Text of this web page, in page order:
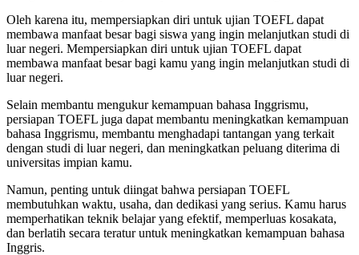
Oleh karena itu, mempersiapkan diri untuk ujian TOEFL dapat
membawa manfaat besar bagi siswa yang ingin melanjutkan studi di
luar negeri. Mempersiapkan diri untuk ujian TOEFL dapat
membawa manfaat besar bagi kamu yang ingin melanjutkan studi di
luar negeri.
Selain membantu mengukur kemampuan bahasa Inggrismu,
persiapan TOEFL juga dapat membantu meningkatkan kemampuan
bahasa Inggrismu, membantu menghadapi tantangan yang terkait
dengan studi di luar negeri, dan meningkatkan peluang diterima di
universitas impian kamu.
Namun, penting untuk diingat bahwa persiapan TOEFL
membutuhkan waktu, usaha, dan dedikasi yang serius. Kamu harus
memperhatikan teknik belajar yang efektif, memperluas kosakata,
dan berlatih secara teratur untuk meningkatkan kemampuan bahasa
Inggris.